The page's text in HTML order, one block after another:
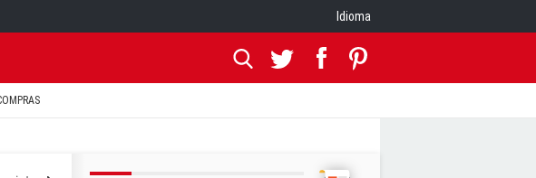
Idioma